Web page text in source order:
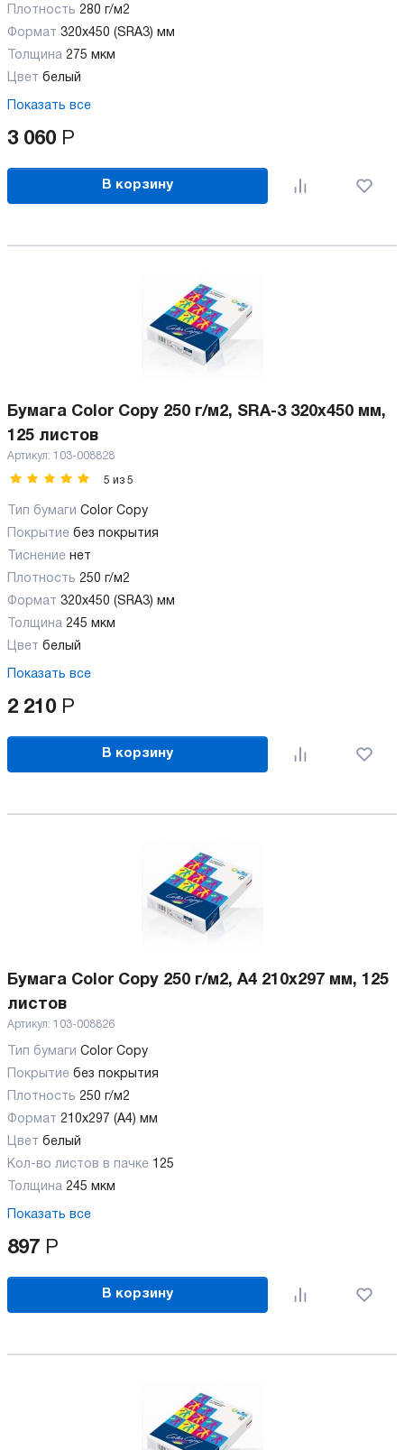
Плотность 280 г/м2
Формат 320x450 (SRA3) мм
Толщина 275 мкм
Цвет белый
Показать все
3 060 Р
В корзину
Бумага Color Copy 250 г/м2, SRA-3 320x450 мм,
125 листов
Артикул: 103-008828
5 из 5
Тип бумаги Color Copy
Покрытие без покрытия
Тиснение нет
Плотность 250 г/м2
Формат 320x450 (SRA3) мм
Толщина 245 мкм
Цвет белый
Показать все
2 210 Р
В корзину
Бумага Color Copy 250 г/м2, А4 210x297 мм, 125
листов
Артикул: 103-008826
Тип бумаги Color Copy
Покрытие без покрытия
Плотность 250 г/м2
Формат 210x297 (А4) мм
Цвет белый
Кол-во листов в пачке 125
Толщина 245 мкм
Показать все
897 Р
В корзину